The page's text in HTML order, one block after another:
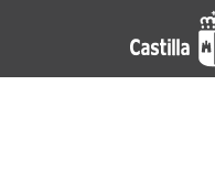
Pasar al contenido principal